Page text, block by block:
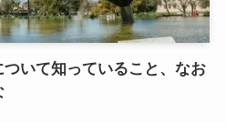
いて知っていること、なお